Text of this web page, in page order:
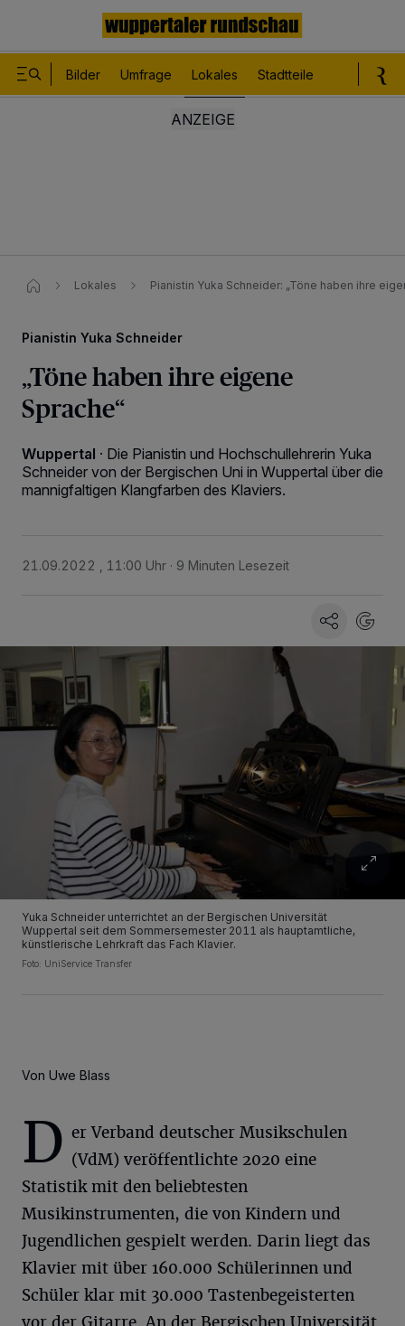
Bilder Umfrage Lokales Stadtteile
Lokales Pianistin Yuka Schneider​: „Töne haben ihre
Pianistin Yuka Schneider
„Töne haben ihre eigene
Sprache“
Wuppertal · Die Pianistin und Hochschullehrerin Yuka
Schneider von der Bergischen Uni in Wuppertal über die
mannigfaltigen Klangfarben des Klaviers.
21.09.2022 , 11:00 Uhr 9 Minuten Lesezeit
Yuka Schneider unterrichtet an der Bergischen Universität
Wuppertal seit dem Sommersemester 2011 als hauptamtliche,
künstlerische Lehrkraft das Fach Klavier.
Foto: UniService Transfer
Von Uwe Blass
D er Verband deutscher Musikschulen
(VdM) veröffentlichte 2020 eine
Statistik mit den beliebtesten
Musikinstrumenten, die von Kindern und
Jugendlichen gespielt werden. Darin liegt das
Klavier mit über 160.000 Schülerinnen und
Schüler klar mit 30.000 Tastenbegeisterten